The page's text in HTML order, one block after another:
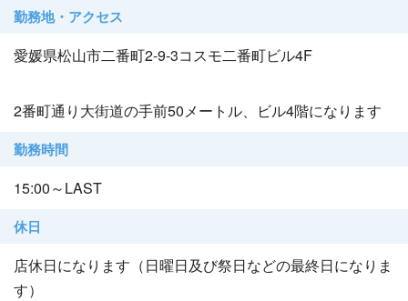
勤務地・アクセス
愛媛県松山市二番町2-9-3コスモ二番町ビル4F
2番町通り大街道の手前50メートル、ビル4階になります
勤務時間
15:00～LAST
休日
店休日になります（日曜日及び祭日などの最終日になりま
す）